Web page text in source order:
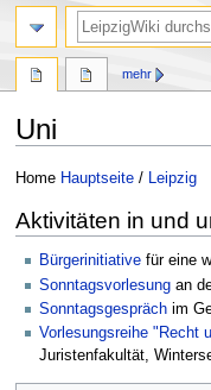
Uni
Zur
springen
Zur
springen
Home Hauptseite/ Leipzig
Aktivitäten in und
Bürgerinitiative für eine
Sonntagsvorlesung an
Sonntagsgespräch im
Vorlesungsreihe "Recht
Juristenfakultät,
mehr